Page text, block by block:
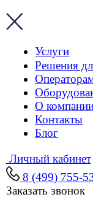
Мы используем
текстовые файлы,
устройстве при
нам обеспечивать
анализировать
функциональность.
Типы
используем:
Технические
Необходимы для
функциональность